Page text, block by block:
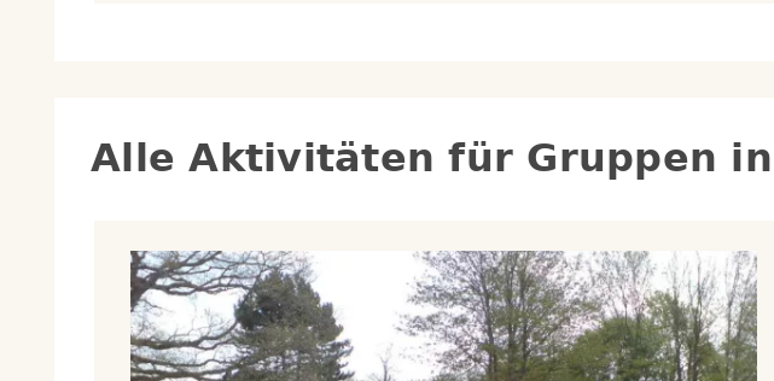
Alle Aktivitäten für Gruppen in